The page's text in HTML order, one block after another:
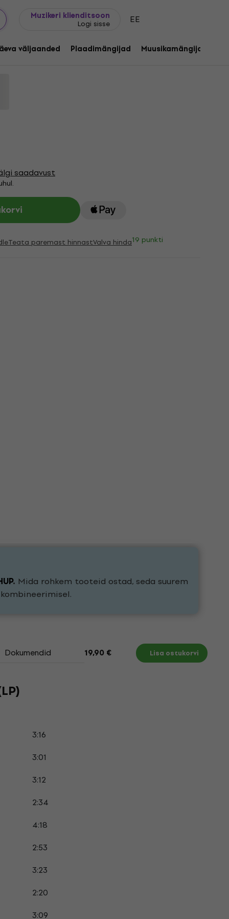
Muzikeri klienditsoon
Logi sisse EE
väljaanded Plaadimängijad Muusikamängijad
Edition) (Opaque Gold
saadavust
Teata paremast hinnastValva hinda19 punkti
. Mida rohkem tooteid ostad, seda suurem
Dokumendid 19,90 € Lisa ostukorvi
3:16
3:01
3:12
2:34
4:18
2:53
3:23
2:20
3:09